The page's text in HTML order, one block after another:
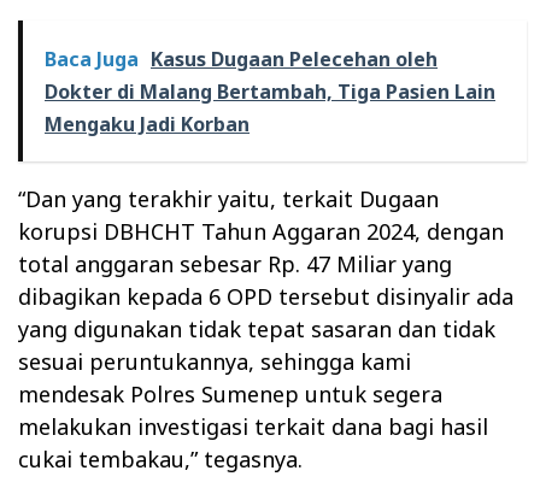
Baca Juga Kasus Dugaan Pelecehan oleh
Dokter di Malang Bertambah, Tiga Pasien Lain
Mengaku Jadi Korban
“Dan yang terakhir yaitu, terkait Dugaan
korupsi DBHCHT Tahun Aggaran 2024, dengan
total anggaran sebesar Rp. 47 Miliar yang
dibagikan kepada 6 OPD tersebut disinyalir ada
yang digunakan tidak tepat sasaran dan tidak
sesuai peruntukannya, sehingga kami
mendesak Polres Sumenep untuk segera
melakukan investigasi terkait dana bagi hasil
cukai tembakau,” tegasnya.